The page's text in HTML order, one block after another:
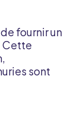
fournir un
Cette
sont